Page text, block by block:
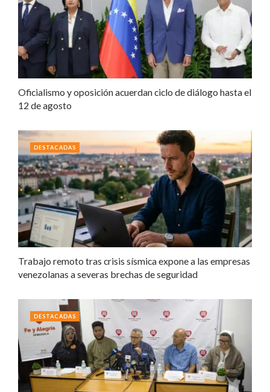
Oficialismo y oposición acuerdan ciclo de diálogo hasta el
12 de agosto
Trabajo remoto tras crisis sísmica expone a las empresas
venezolanas a severas brechas de seguridad
DESTACADAS
DESTACADAS